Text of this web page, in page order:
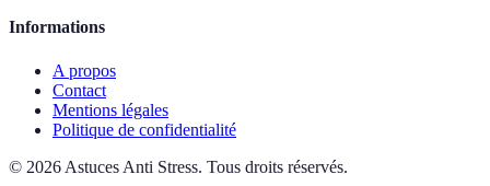
Informations
A propos
Contact
Mentions légales
Politique de confidentialité
© 2026 Astuces Anti Stress. Tous droits réservés.